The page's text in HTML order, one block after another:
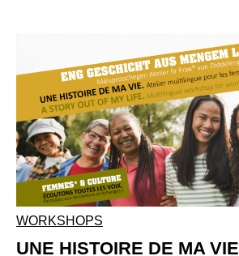
WORKSHOPS
UNE HISTOIRE DE MA VIE